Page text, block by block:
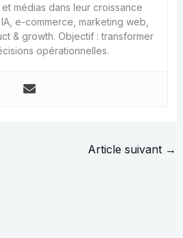
médias dans leur croissance
e-commerce, marketing web,
& growth. Objectif : transformer
opérationnelles.
Article suivant →